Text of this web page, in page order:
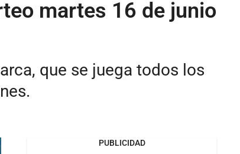
martes 16 de junio
que se juega todos los
PUBLICIDAD